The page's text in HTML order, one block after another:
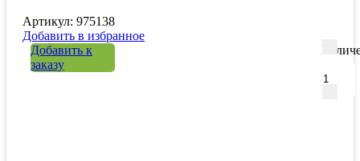
Артикул: 975138
Добавить в избранное
Добавить к
заказу